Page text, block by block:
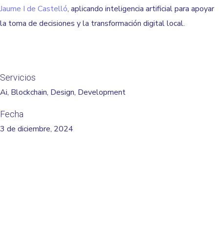
Jaume I de Castelló, aplicando inteligencia artificial para apoyar
la toma de decisiones y la transformación digital local.
Servicios
Ai, Blockchain, Design, Development
Fecha
3 de diciembre, 2024